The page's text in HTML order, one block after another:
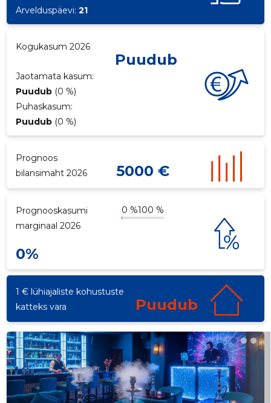
Arvelduspäevi:21
Kogukasum 2026
Puudub
Jaotamata kasum:
Puudub (0 %)
Puhaskasum:
Puudub (0 %)
Prognoos
bilansimaht 2026
5000 €
Prognooskasumi
marginaal 2026
0 %100 %
0%
1 € lühiajaliste kohustuste
katteks vara
Puudub